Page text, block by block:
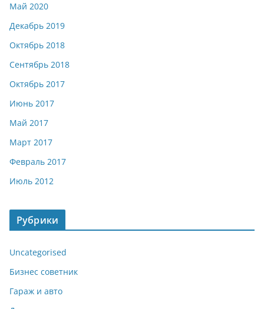
Май 2020
Декабрь 2019
Октябрь 2018
Сентябрь 2018
Октябрь 2017
Июнь 2017
Май 2017
Март 2017
Февраль 2017
Июль 2012
Рубрики
Uncategorised
Бизнес советник
Гараж и авто